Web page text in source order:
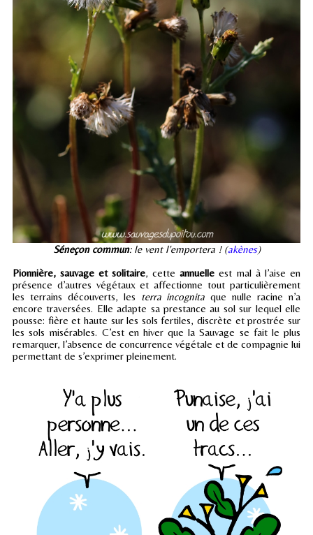
Séneçon commun: le vent l'emportera ! (akènes)
Pionnière, sauvage et solitaire, cette annuelle est mal à l’aise en
présence d’autres végétaux et affectionne tout particulièrement
les terrains découverts, les terra incognita que nulle racine n’a
encore traversées. Elle adapte sa prestance au sol sur lequel elle
pousse: fière et haute sur les sols fertiles, discrète et prostrée sur
les sols misérables. C’est en hiver que la Sauvage se fait le plus
remarquer, l’absence de concurrence végétale et de compagnie lui
permettant de s’exprimer pleinement.